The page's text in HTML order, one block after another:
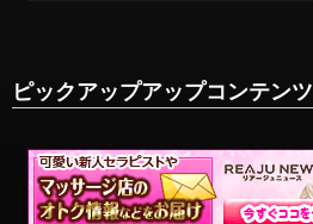
ピックアップアップコンテンツ